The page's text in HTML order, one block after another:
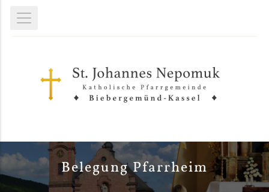
Belegung Pfarrheim